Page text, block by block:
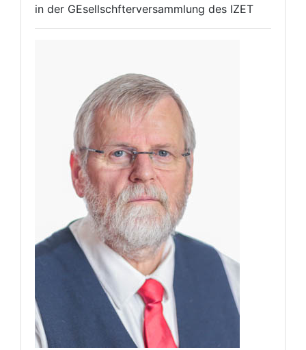
in der GEsellschfterversammlung des IZET